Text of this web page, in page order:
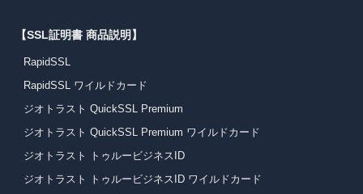
【SSL証明書 商品説明】
RapidSSL
RapidSSL ワイルドカード
ジオトラスト QuickSSL Premium
ジオトラスト QuickSSL Premium ワイルドカード
ジオトラスト トゥルービジネスID
ジオトラスト トゥルービジネスID ワイルドカード